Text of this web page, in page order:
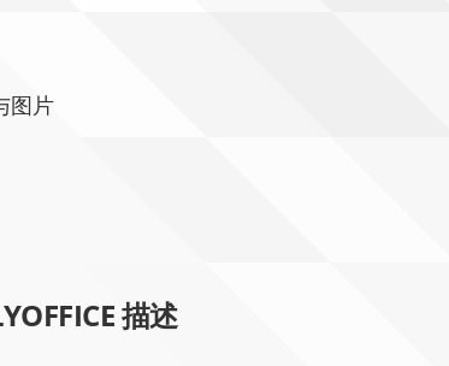
图片
描述